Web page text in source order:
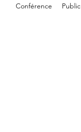
Conférence Public